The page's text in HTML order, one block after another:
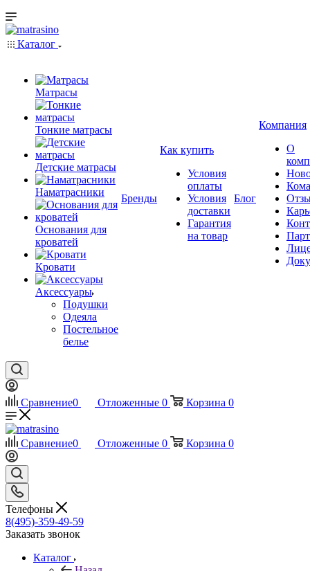
Каталог
Матрасы
Тонкие матрасы
Детские матрасы
Наматрасники
Основания для
кроватей
Кровати
Аксессуары
Подушки
Одеяла
Постельное
белье
Бренды
Как купить
Условия
оплаты
Условия
доставки
Гарантия
на товар
Блог
Компания
О
Сравнение0 Отложенные 0 Корзина 0
Сравнение0 Отложенные 0 Корзина 0
Телефоны
8(495)-359-49-59
Заказать звонок
Каталог